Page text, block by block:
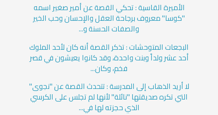
الأميرة القاسية : تحكي القصة عن أمير صغير اسمه
"كوسا" معروف برجاحة العقل والإحسان وحب الخير
والصفات الحسنة و...
البجعات المتوحشات : تذكر القصة أنه كان لأحد الملوك
أحد عشر ولداً وبنت واحدة، وقد كانوا يعيشون في قصر
فخم، وكان...
لا أريد الذهاب إلى المدرسة : تتحدث القصة عن "نجوى"
التي تكره صديقتها "نائلة" لأنها لم تجلس على الكرسي
الذي حجزته لها في...